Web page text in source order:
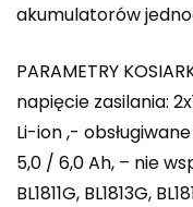
akumulatorów
PARAMETRY
napięcie zasilania:
Li-ion ,-
5,0 / 6,0 Ah, – nie
BL1811G, BL1813G,